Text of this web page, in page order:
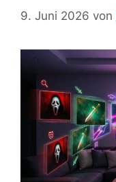
9. Juni 2026 von